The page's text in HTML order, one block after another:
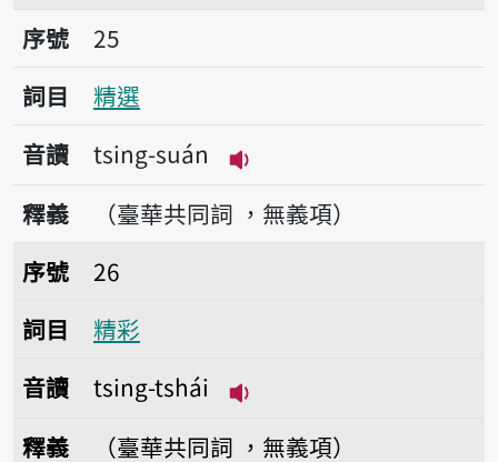
序號25精選
序號
25
詞目
精選
音讀
tsing-suán
播放音讀tsing-suán
釋義
（臺華共同詞 ，無義項）
序號26精彩
序號
26
詞目
精彩
音讀
tsing-tshái
釋義
（臺華共同詞 ，無義項）